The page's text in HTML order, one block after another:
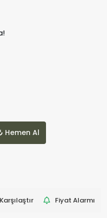
Hemen Al
Karşılaştır
Fiyat Alarmı